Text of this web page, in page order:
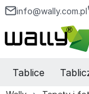
info@wally.com.pl
Tablice